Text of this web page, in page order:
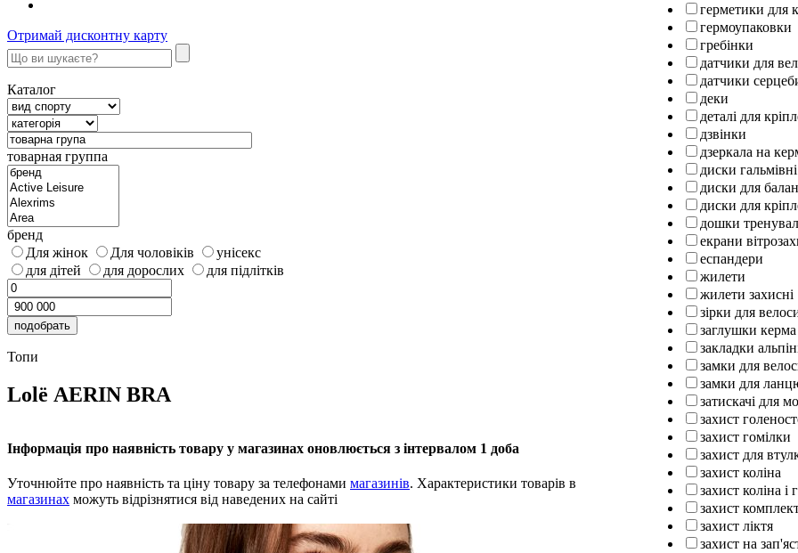
герметики для
гермоупаковки
гребінки
датчики для
датчики
деки
деталі для
дзвінки
дзеркала на
диски
диски для
диски для
дошки
екрани
еспандери
жилети
жилети захисні
зірки для
заглушки керма
закладки
замки для
замки для
затискачі для
захист
захист гомілки
захист для
захист коліна
захист коліна і
захист
захист ліктя
захист на
Отримай дисконтну карту
Каталог
товарная группа
бренд
Для жінок
Для чоловіків
унісекс
для дітей
для дорослих для підлітків
Топи
Lolё AERIN BRA
Інформація про наявність товару у магазинах оновлюється з інтервалом 1 доба
Уточнюйте про наявність та ціну товару за телефонами магазинів. Характеристики товарів в
магазинах можуть відрізнятися від наведених на сайті